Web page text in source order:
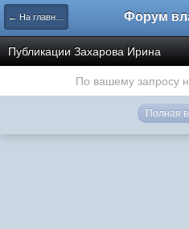
← На главную
Публикации Захарова Ирина
По вашему запросу
Полная